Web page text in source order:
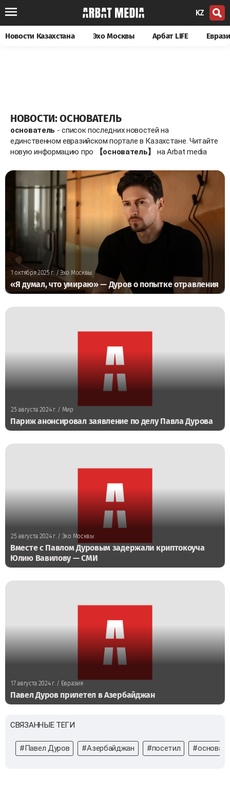
KZ
Новости Казахстана Эхо Москвы Арбат LIFE
НОВОСТИ: ОСНОВАТЕЛЬ
основатель - список последних новостей на
единственном евразийском портале в Казахстане. Читайте
новую информацию про
【основатель】 на Arbat media
1 октября 2025 г./ Эхо Москвы
«Я думал, что умираю» — Дуров о попытке отравления
25 августа 2024 г./ Мир
Париж анонсировал заявление по делу Павла Дурова
25 августа 2024 г./ Эхо Москвы
Вместе с Павлом Дуровым задержали криптокоуча
Юлию Вавилову — СМИ
17 августа 2024 г. / Евразия
Павел Дуров прилетел в Азербайджан
СВЯЗАННЫЕ ТЕГИ
#Павел Дуров #Азербайджан #посетил